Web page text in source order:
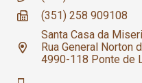
(351) 258 909108
Santa Casa da
Rua General Norton
4990-118 Ponte de